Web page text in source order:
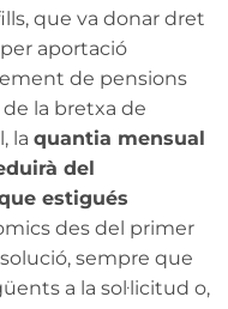
que va donar dret
aportació
de pensions
la bretxa de
la quantia mensual
del
estigués
des del primer
sempre que
a la sol·licitud o,